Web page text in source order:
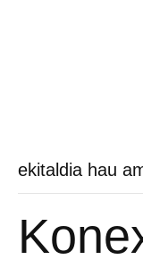
ekitaldia hau